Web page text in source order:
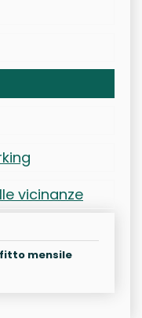
vicinanze
mensile